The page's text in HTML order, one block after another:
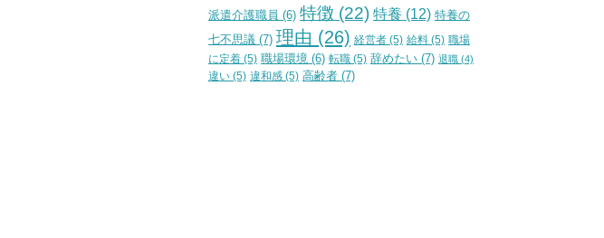
派遣介護職員 (6) 特徴 (22) 特養 (12) 特養の
七不思議 (7) 理由 (26) 経営者 (5) 給料 (5) 職場
に定着 (5) 職場環境 (6) 転職 (5) 辞めたい (7) 退職 (4)
違い (5) 違和感 (5) 高齢者 (7)